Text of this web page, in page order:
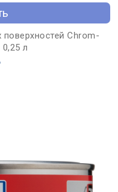
Chrom-
л